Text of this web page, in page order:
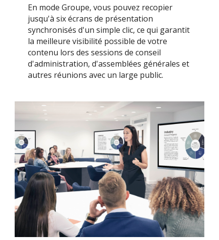
En mode Groupe, vous pouvez recopier
jusqu'à six écrans de présentation
synchronisés d'un simple clic, ce qui garantit
la meilleure visibilité possible de votre
contenu lors des sessions de conseil
d'administration, d'assemblées générales et
autres réunions avec un large public.